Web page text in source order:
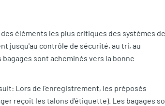
éléments les plus critiques des systèmes de
jusqu'au contrôle de sécurité, au tri, au
sont acheminés vers la bonne
Lors de l'enregistrement, les préposés
reçoit les talons d'étiquette). Les bagages